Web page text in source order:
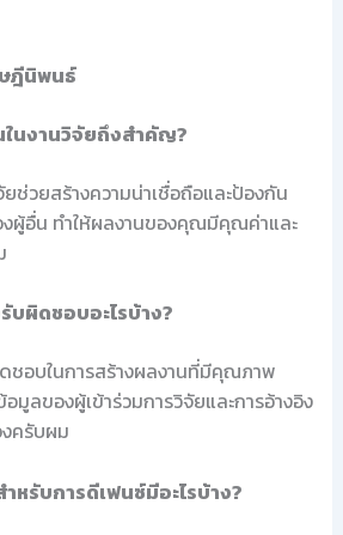
ฎีนิพนธ์
ในงานวิจัยถึงสำคัญ?
ช่วยสร้างความน่าเชื่อถือและป้องกัน
ผู้อื่น ทำให้ผลงานของคุณมีคุณค่าและ
บผิดชอบอะไรบ้าง?
ชอบในการสร้างผลงานที่มีคุณภาพ
ลของผู้เข้าร่วมการวิจัยและการอ้างอิง
ครับผม
หรับการดีเฟนซ์มีอะไรบ้าง?